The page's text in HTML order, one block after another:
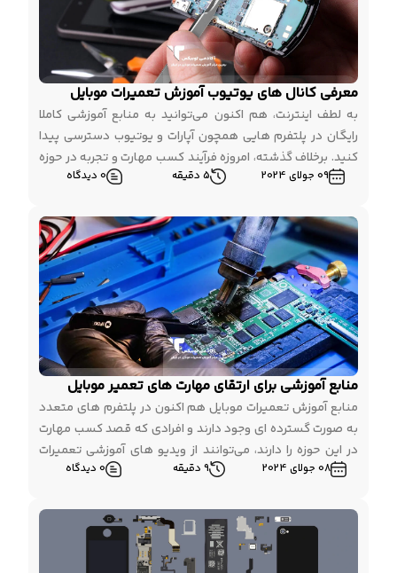
معرفی کانال های یوتیوب آموزش تعمیرات موبایل
به لطف اینترنت، هم اکنون می‌توانید به منابع آموزشی کاملا
رایگان در پلتفرم هایی همچون آپارات و یوتیوب دسترسی پیدا
کنید. برخلاف گذشته، امروزه فرآیند کسب مهارت و تجربه در حوزه
های مختلف به لطف وجود اینترنت و منابع آموزشی معتبر، به
معرفی […]
09 جولای 2024 5 دقیقه 0 دیدگاه
منابع آموزشی برای ارتقای مهارت های تعمیر موبایل
منابع آموزش تعمیرات موبایل هم اکنون در پلتفرم های متعدد
به صورت گسترده ای وجود دارند و افرادی که قصد کسب مهارت
در این حوزه را دارند، می‌توانند از ویدیو های آموزشی تعمیرات
موبایل، کتاب های آموزشی و وبلاگ مجموعه‌ های معتبر همچون
توجه داشته […]
08 جولای 2024 9 دقیقه 0 دیدگاه